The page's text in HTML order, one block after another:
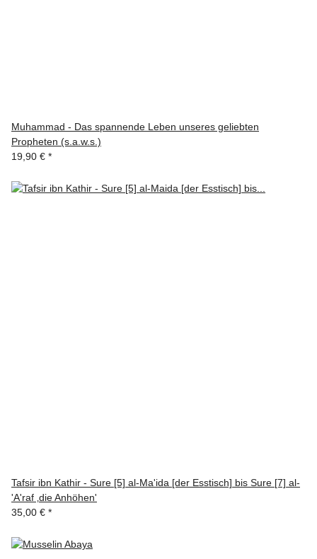
Muhammad - Das spannende Leben unseres geliebten
Propheten (s.a.w.s.)
19,90 € *
Tafsir ibn Kathir - Sure [5] al-Ma'ida [der Esstisch] bis Sure [7] al-
'A'raf ‚die Anhöhen'
35,00 € *